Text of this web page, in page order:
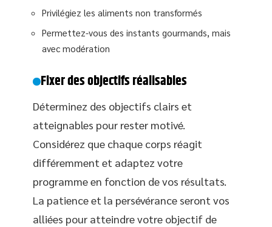
Privilégiez les aliments non transformés
Permettez-vous des instants gourmands, mais
avec modération
Fixer des objectifs réalisables
Déterminez des objectifs clairs et
atteignables pour rester motivé.
Considérez que chaque corps réagit
différemment et adaptez votre
programme en fonction de vos résultats.
La patience et la persévérance seront vos
alliées pour atteindre votre objectif de